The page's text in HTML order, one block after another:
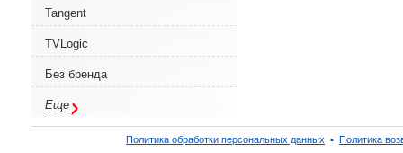
Tangent
TVLogic
Без бренда
Еще
Политика обработки персональных данных ▪ Политика